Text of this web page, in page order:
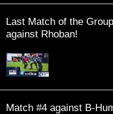
Last Match of the
against Rhoban!
Match #4 against B-